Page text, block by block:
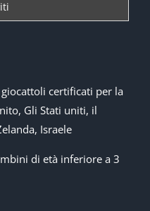
certificati per la
Gli Stati uniti, il
Israele
di età inferiore a 3